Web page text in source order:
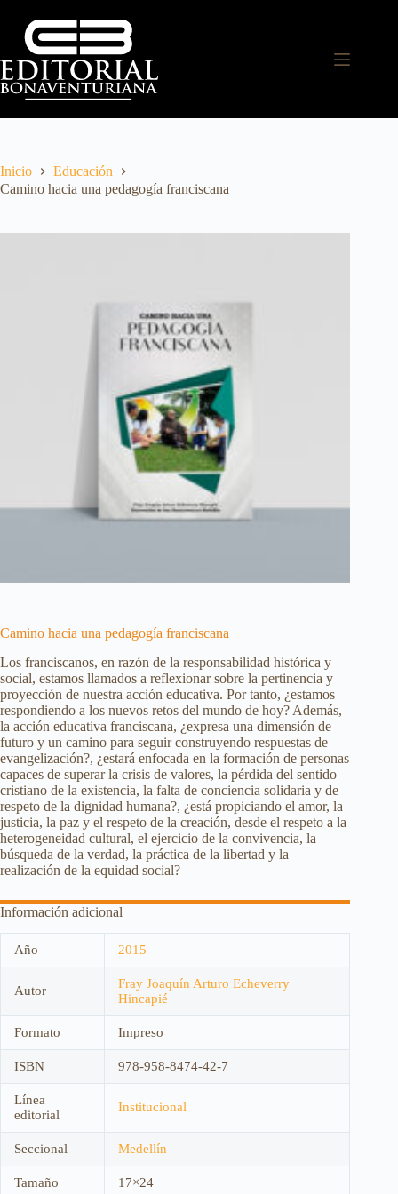
Inicio
Educación
Camino hacia una pedagogía franciscana
Camino hacia una pedagogía franciscana
Los franciscanos, en razón de la responsabilidad histórica y
social, estamos llamados a reflexionar sobre la pertinencia y
proyección de nuestra acción educativa. Por tanto, ¿estamos
respondiendo a los nuevos retos del mundo de hoy? Además,
la acción educativa franciscana, ¿expresa una dimensión de
futuro y un camino para seguir construyendo respuestas de
evangelización?, ¿estará enfocada en la formación de personas
capaces de superar la crisis de valores, la pérdida del sentido
cristiano de la existencia, la falta de conciencia solidaria y de
respeto de la dignidad humana?, ¿está propiciando el amor, la
justicia, la paz y el respeto de la creación, desde el respeto a la
heterogeneidad cultural, el ejercicio de la convivencia, la
búsqueda de la verdad, la práctica de la libertad y la
realización de la equidad social?
Información adicional
Año 2015
Autor
Fray Joaquín Arturo Echeverry
Hincapié
Formato Impreso
ISBN 978-958-8474-42-7
Línea
editorial
Institucional
Seccional Medellín
Tamaño 17×24